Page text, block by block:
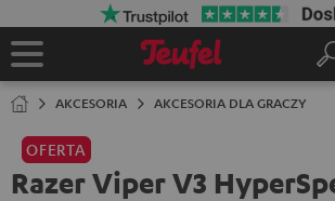
Strona
AKCESORIA AKCESORIA DLA GRACZY
OFERTA
Razer Viper V3